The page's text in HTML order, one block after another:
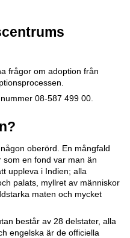
frågor om adoption från
08-587 499 00.
oberörd. En mångfald
en fond var man än
uppleva i Indien; alla
palats, myllret av människor
maten och mycket
består av 28 delstater, alla
engelska är de officiella